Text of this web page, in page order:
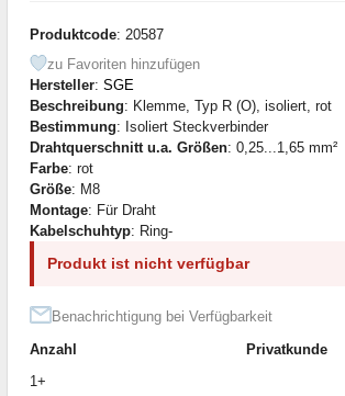
Produktcode: 20587
zu Favoriten hinzufügen
Hersteller: SGE
Beschreibung: Klemme, Typ R (О), isoliert, rot
Bestimmung: Isoliert Steckverbinder
Drahtquerschnitt u.a. Größen: 0,25...1,65 mm²
Farbe: rot
Größe: M8
Montage: Für Draht
Kabelschuhtyp: Ring-
Produkt ist nicht verfügbar
Benachrichtigung bei Verfügbarkeit
Anzahl
Privatkunde
1+